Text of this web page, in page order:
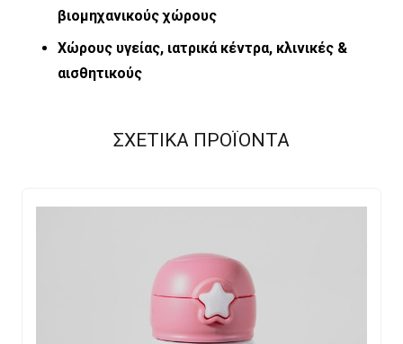
βιομηχανικούς χώρους
Χώρους υγείας, ιατρικά κέντρα, κλινικές &
αισθητικούς
ΣΧΕΤΙΚΑ ΠΡΟΪΟΝΤΑ